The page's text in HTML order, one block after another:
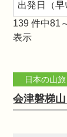
139 件中81
表示
日本の山旅
会津磐梯